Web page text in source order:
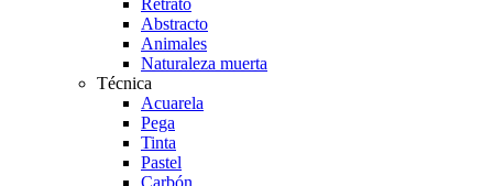
Abstracto
Animales
Naturaleza muerta
Técnica
Acuarela
Pega
Tinta
Pastel
Carbón